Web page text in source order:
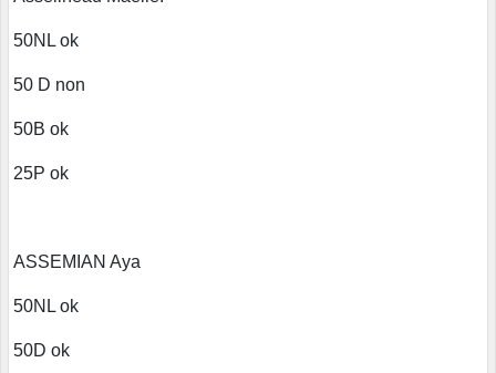
50NL ok
50 D non
50B ok
25P ok
ASSEMIAN Aya
50NL ok
50D ok